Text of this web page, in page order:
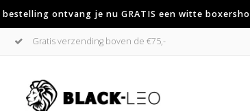
ontvang je nu GRATIS een witte
Gratis verzending boven de €75,-